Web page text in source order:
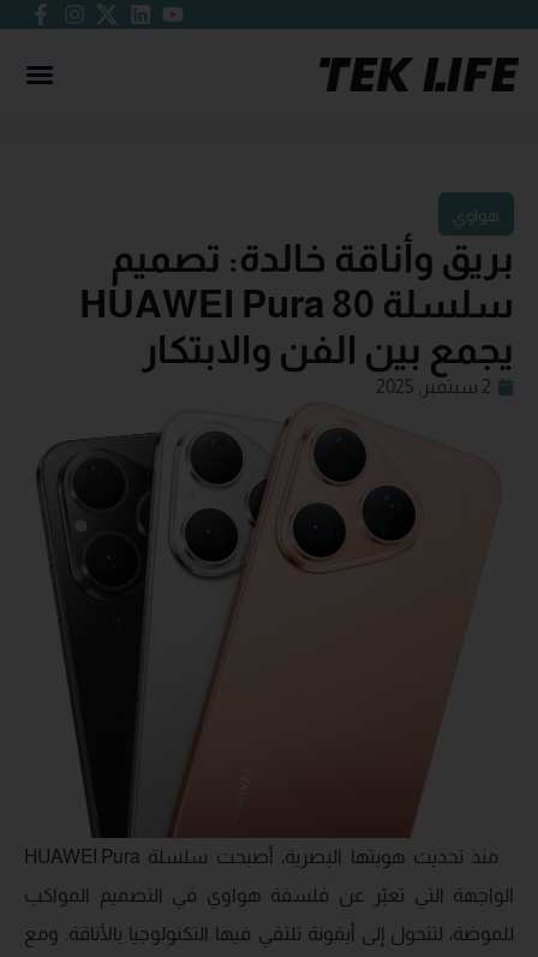
هواوي
بريق وأناقة خالدة: تصميم
سلسلة HUAWEI Pura 80
يجمع بين الفن والابتكار
2 سبتمبر, 2025
منذ تحديث هويتها البصرية، أصبحت سلسلة HUAWEI Pura
الواجهة التي تعبّر عن فلسفة هواوي في التصميم المواكب
للموضة، لتتحول إلى أيقونة تلتقي فيها التكنولوجيا بالأناقة. ومع